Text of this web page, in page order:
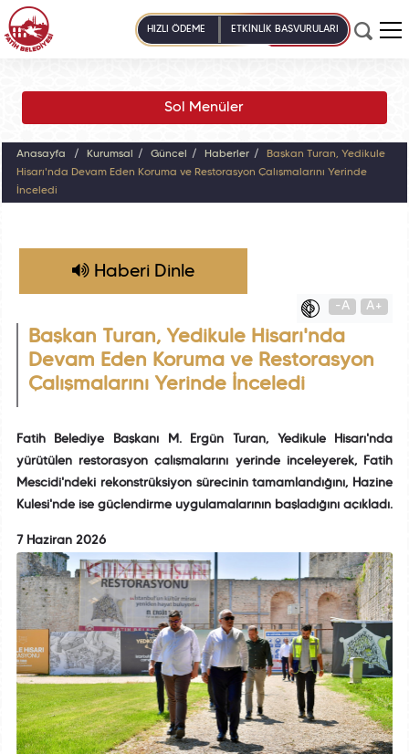
HIZLI ÖDEME ETKİNLİK BAŞVURULARI
Sol Menüler
Anasayfa Kurumsal Güncel Haberler
Başkan Turan, Yedikule
Hisarı'nda Devam Eden Koruma ve Restorasyon Çalışmalarını Yerinde
İnceledi
Haberi Dinle
-A A+
Başkan Turan, Yedikule Hisarı'nda
Devam Eden Koruma ve Restorasyon
Çalışmalarını Yerinde İnceledi
Fatih Belediye Başkanı M. Ergün Turan, Yedikule Hisarı'nda
yürütülen restorasyon çalışmalarını yerinde inceleyerek, Fatih
Mescidi'ndeki rekonstrüksiyon sürecinin tamamlandığını, Hazine
Kulesi'nde ise güçlendirme uygulamalarının başladığını açıkladı.
7 Haziran 2026